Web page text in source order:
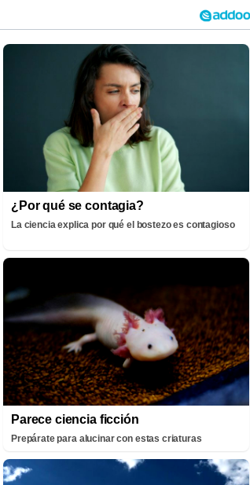
¿Por qué se contagia?
La ciencia explica por qué el bostezo es contagioso
Parece ciencia ficción
Prepárate para alucinar con estas criaturas